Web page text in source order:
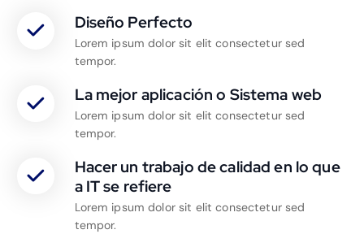
Diseño Perfecto
Lorem ipsum dolor sit elit consectetur sed
tempor.
La mejor aplicación o Sistema web
Lorem ipsum dolor sit elit consectetur sed
tempor.
Hacer un trabajo de calidad en lo que
a IT se refiere
Lorem ipsum dolor sit elit consectetur sed
tempor.